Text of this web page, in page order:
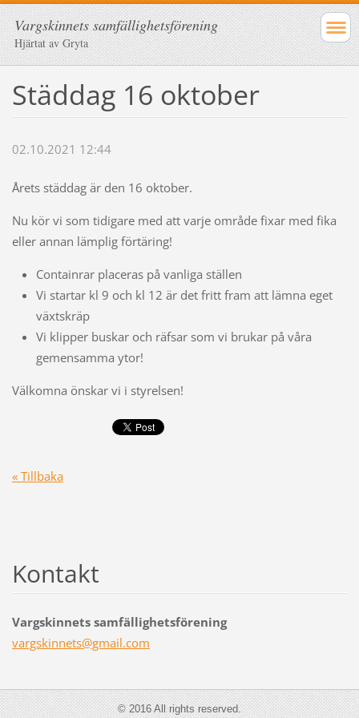
Vargskinnets samfällighetsförening
Hjärtat av Gryta
Städdag 16 oktober
02.10.2021 12:44
Årets städdag är den 16 oktober.
Nu kör vi som tidigare med att varje område fixar med fika
eller annan lämplig förtäring!
Containrar placeras på vanliga ställen
Vi startar kl 9 och kl 12 är det fritt fram att lämna eget
växtskräp
Vi klipper buskar och räfsar som vi brukar på våra
gemensamma ytor!
Välkomna önskar vi i styrelsen!
« Tillbaka
Kontakt
Vargskinnets samfällighetsförening
vargskinnets@gmail.com
© 2016 All rights reserved.